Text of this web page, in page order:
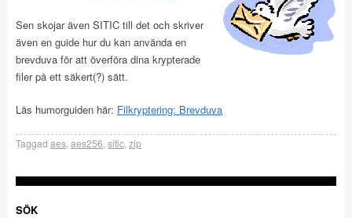
Sen skojar även SITIC till det och skriver
även en guide hur du kan använda en
brevduva för att överföra dina krypterade
filer på ett säkert(?) sätt.
Läs humorguiden här: Filkryptering: Brevduva
Taggad aes aes256 sitic zip
SÖK